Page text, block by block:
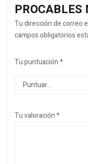
PROCABLES
Tu dirección de correo
campos obligatorios
Tu puntuación*
Tu valoración*